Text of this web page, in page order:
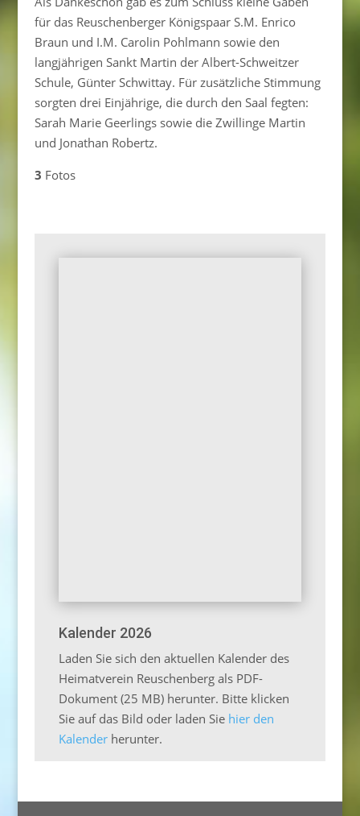
für das Reuschenberger Königspaar S.M. Enrico
Braun und I.M. Carolin Pohlmann sowie den
langjährigen Sankt Martin der Albert-Schweitzer
Schule, Günter Schwittay. Für zusätzliche Stimmung
sorgten drei Einjährige, die durch den Saal fegten:
Sarah Marie Geerlings sowie die Zwillinge Martin
und Jonathan Robertz.
3 Fotos
Kalender 2026
Laden Sie sich den aktuellen Kalender des
Heimatverein Reuschenberg als PDF-
Dokument (25 MB) herunter. Bitte klicken
Sie auf das Bild oder laden Sie hier den
Kalenderherunter.